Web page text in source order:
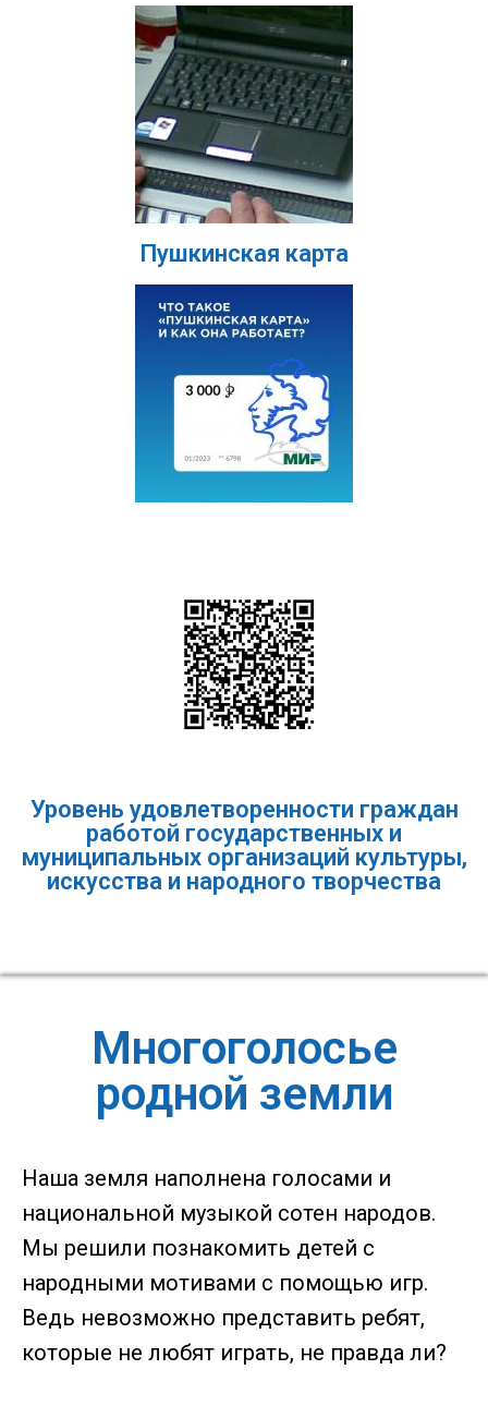
Пушкинская карта
Уровень удовлетворенности граждан
работой государственных и
муниципальных организаций культуры,
искусства и народного творчества
Многоголосье
родной земли
Наша земля наполнена голосами и
национальной музыкой сотен народов.
Мы решили познакомить детей с
народными мотивами с помощью игр.
Ведь невозможно представить ребят,
которые не любят играть, не правда ли?